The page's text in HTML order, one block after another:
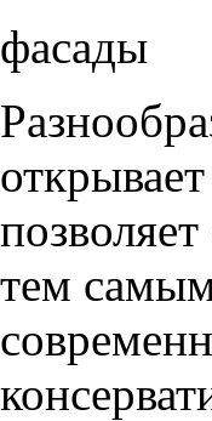
фасады
тем